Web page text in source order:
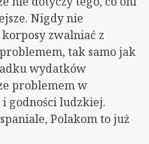
Nigdy nie
korposy zwalniać z
tak samo jak
wydatków
problemem w
godności ludzkiej.
Polakom to już